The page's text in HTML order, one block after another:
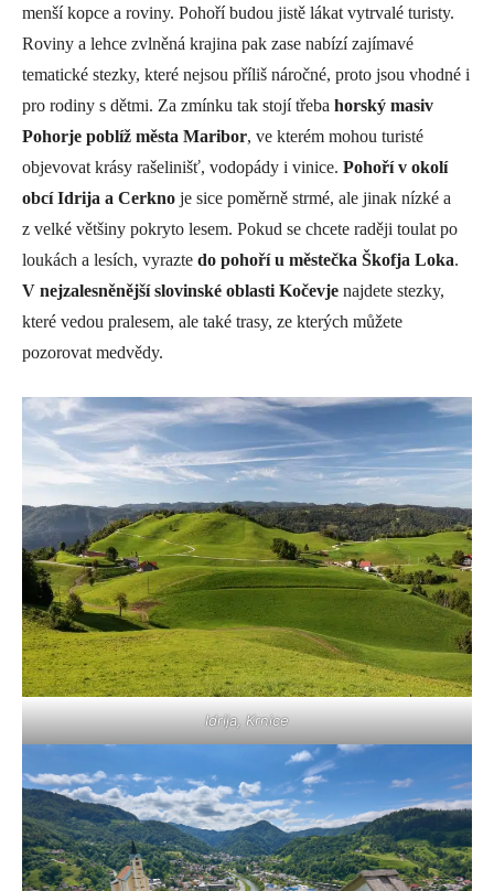
menší kopce a roviny. Pohoří budou jistě lákat vytrvalé turisty.
Roviny a lehce zvlněná krajina pak zase nabízí zajímavé
tematické stezky, které nejsou příliš náročné, proto jsou vhodné i
pro rodiny s dětmi. Za zmínku tak stojí třeba horský masiv
Pohorje poblíž města Maribor, ve kterém mohou turisté
objevovat krásy rašelinišť, vodopády i vinice. Pohoří v okolí
obcí Idrija a Cerkno je sice poměrně strmé, ale jinak nízké a
z velké většiny pokryto lesem. Pokud se chcete raději toulat po
loukách a lesích, vyrazte do pohoří u městečka Škofja Loka.
V nejzalesněnější slovinské oblasti Kočevje najdete stezky,
které vedou pralesem, ale také trasy, ze kterých můžete
pozorovat medvědy.
Idrija, Krnice